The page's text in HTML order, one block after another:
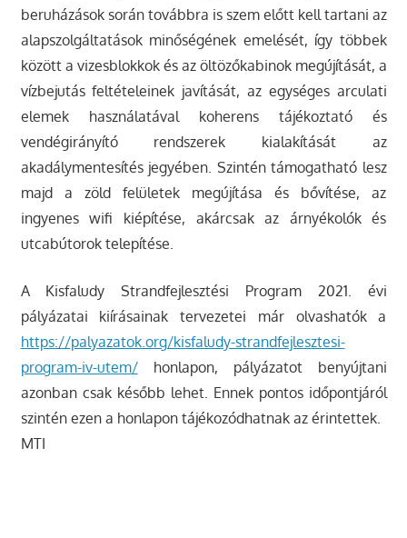
beruházások során továbbra is szem előtt kell tartani az
alapszolgáltatások minőségének emelését, így többek
között a vizesblokkok és az öltözőkabinok megújítását, a
vízbejutás feltételeinek javítását, az egységes arculati
elemek használatával koherens tájékoztató és
vendégirányító rendszerek kialakítását az
akadálymentesítés jegyében. Szintén támogatható lesz
majd a zöld felületek megújítása és bővítése, az
ingyenes wifi kiépítése, akárcsak az árnyékolók és
utcabútorok telepítése.
A Kisfaludy Strandfejlesztési Program 2021. évi
pályázatai kiírásainak tervezetei már olvashatók a
https://palyazatok.org/kisfaludy-strandfejlesztesi-
program-iv-utem/honlapon, pályázatot benyújtani
azonban csak később lehet. Ennek pontos időpontjáról
szintén ezen a honlapon tájékozódhatnak az érintettek.
MTI